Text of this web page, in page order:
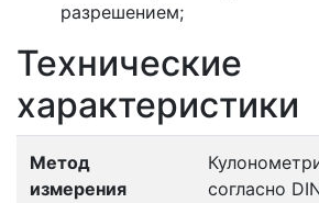
разрешением;
Технические
характеристики
Метод
измерения
согласно